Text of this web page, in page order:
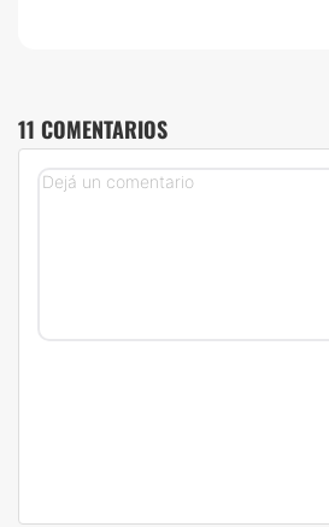
11 COMENTARIOS